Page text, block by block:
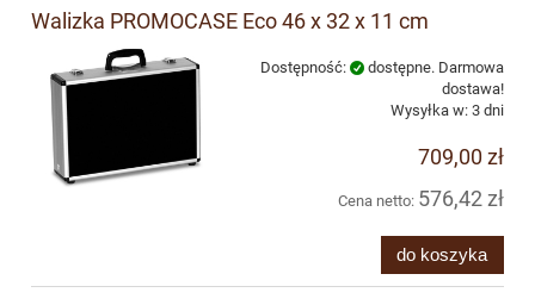
Walizka PROMOCASE Eco 46 x 32 x 11 cm
Dostępność:
dostępne. Darmowa
dostawa!
Wysyłka w: 3 dni
709,00 zł
Cena netto: 576,42 zł
do koszyka